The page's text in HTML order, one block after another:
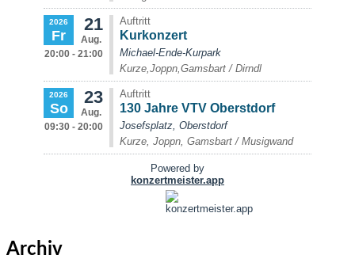
Archiv